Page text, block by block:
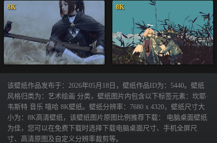
8K 8K
该壁纸作品发布于：2026年05月18日，壁纸作品ID为：5440。壁纸
风格归类为：艺术绘画 分类，壁纸图片内包含以下标签元素：坎耶·
韦斯特 音乐 嘻哈 8K壁纸。壁纸分辨率：7680 x 4320，壁纸尺寸大
小为：8K高清壁纸，该壁纸图片原图比例推荐下载： 电脑桌面壁纸
为佳，您可以在免费下载时选择下载电脑桌面尺寸、手机全屏尺
寸、高清原图及自定义分辨率裁剪等。